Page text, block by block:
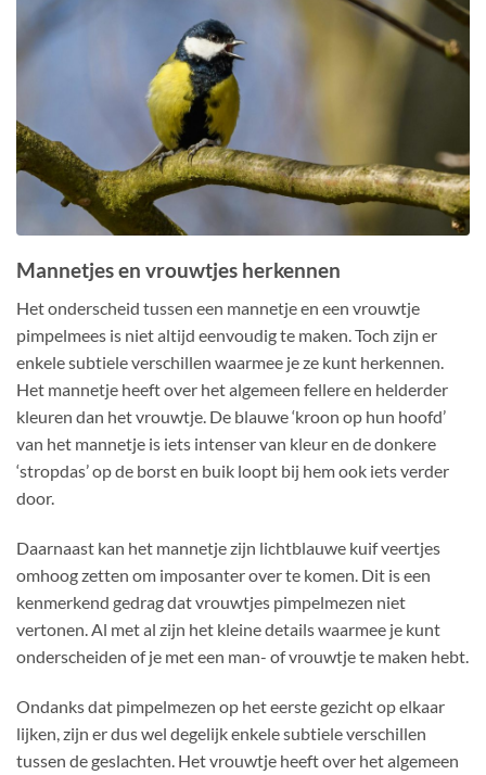
Mannetjes en vrouwtjes herkennen
Het onderscheid tussen een mannetje en een vrouwtje
pimpelmees is niet altijd eenvoudig te maken. Toch zijn er
enkele subtiele verschillen waarmee je ze kunt herkennen.
Het mannetje heeft over het algemeen fellere en helderder
kleuren dan het vrouwtje. De blauwe ‘kroon op hun hoofd’
van het mannetje is iets intenser van kleur en de donkere
‘stropdas’ op de borst en buik loopt bij hem ook iets verder
door.
Daarnaast kan het mannetje zijn lichtblauwe kuif veertjes
omhoog zetten om imposanter over te komen. Dit is een
kenmerkend gedrag dat vrouwtjes pimpelmezen niet
vertonen. Al met al zijn het kleine details waarmee je kunt
onderscheiden of je met een man- of vrouwtje te maken hebt.
Ondanks dat pimpelmezen op het eerste gezicht op elkaar
lijken, zijn er dus wel degelijk enkele subtiele verschillen
tussen de geslachten. Het vrouwtje heeft over het algemeen